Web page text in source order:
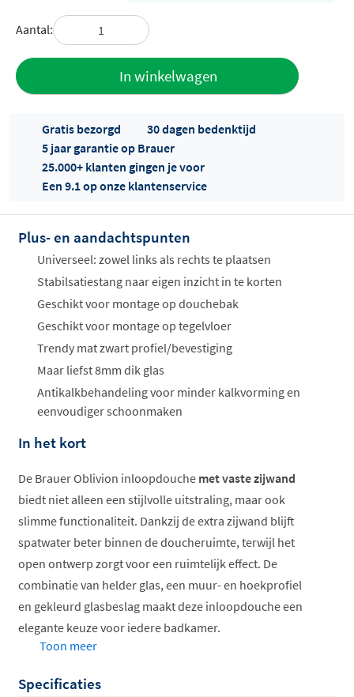
Aantal:
In winkelwagen
Offertes
ophalen...
Gratis bezorgd
30 dagen bedenktijd
5 jaar garantie op Brauer
25.000+ klanten gingen je voor
Een 9.1 op onze klantenservice
Plus- en aandachtspunten
Universeel: zowel links als rechts te plaatsen
Stabilsatiestang naar eigen inzicht in te korten
Geschikt voor montage op douchebak
Geschikt voor montage op tegelvloer
Trendy mat zwart profiel/bevestiging
Maar liefst 8mm dik glas
Antikalkbehandeling voor minder kalkvorming en
eenvoudiger schoonmaken
In het kort
De Brauer Oblivion inloopdouche met vaste zijwand
biedt niet alleen een stijlvolle uitstraling, maar ook
slimme functionaliteit. Dankzij de extra zijwand blijft
spatwater beter binnen de doucheruimte, terwijl het
open ontwerp zorgt voor een ruimtelijk effect. De
combinatie van helder glas, een muur- en hoekprofiel
en gekleurd glasbeslag maakt deze inloopdouche een
elegante keuze voor iedere badkamer.
Toon meer
Specificaties